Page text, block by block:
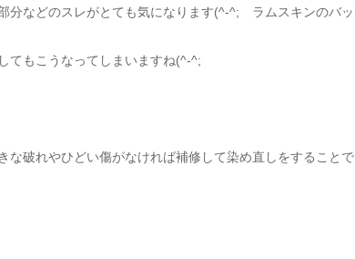
分などのスレがとても気になります(^-^; ラムスキンのバッ
てもこうなってしまいますね(^-^;
破れやひどい傷がなければ補修して染め直しをすることで